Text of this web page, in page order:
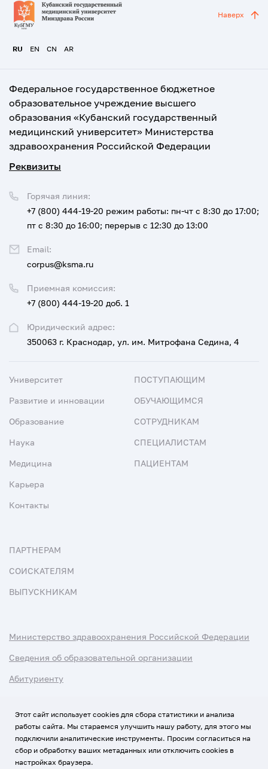
RU EN CN AR
Наверх
Федеральное государственное бюджетное
образовательное учреждение высшего
образования «Кубанский государственный
медицинский университет» Министерства
здравоохранения Российской Федерации
Реквизиты
Юридический адрес:
350063 г. Краснодар, ул. им. Митрофана Седина, 4
Приемная комиссия:
+7 (800) 444-19-20 доб. 1
Горячая линия:
+7 (800) 444-19-20 режим работы: пн-чт с 8:30 до 17:00;
пт с 8:30 до 16:00; перерыв с 12:30 до 13:00
Email:
corpus@ksma.ru
Университет
Развитие и инновации
Образование
Наука
Медицина
Карьера
Контакты
ПОСТУПАЮЩИМ
ОБУЧАЮЩИМСЯ
СОТРУДНИКАМ
СПЕЦИАЛИСТАМ
ПАЦИЕНТАМ
ПАРТНЕРАМ
СОИСКАТЕЛЯМ
ВЫПУСКНИКАМ
Министерство здравоохранения Российской Федерации
Сведения об образовательной организации
Абитуриенту
Использование Cookies
Политика обработки персональных данных
Этот сайт использует cookies для сбора статистики и анализа
работы сайта. Мы стараемся улучшить нашу работу, для этого мы
подключили аналитические инструменты. Просим согласиться на
сбор и обработку ваших метаданных или отключить cookies в
настройках браузера.